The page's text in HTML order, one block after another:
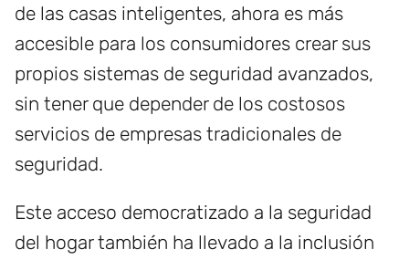
de las casas inteligentes, ahora es más
accesible para los consumidores crear sus
propios sistemas de seguridad avanzados,
sin tener que depender de los costosos
servicios de empresas tradicionales de
seguridad.
Este acceso democratizado a la seguridad
del hogar también ha llevado a la inclusión